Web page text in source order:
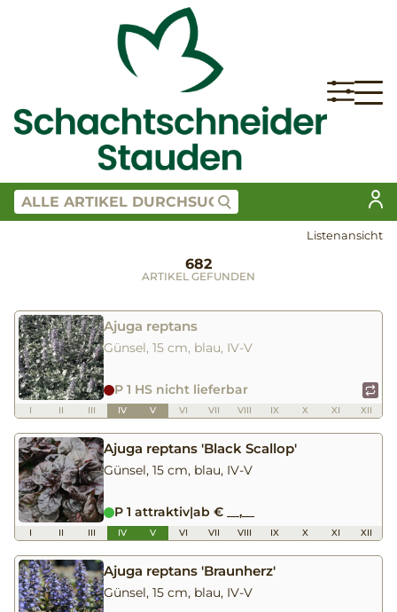
Listenansicht
682
ARTIKEL GEFUNDEN
Ajuga reptans
Günsel, 15 cm, blau, IV-V
P 1 HS nicht lieferbar
I II III IV V VI VII VIII IX X XI XII
Ajuga reptans 'Black Scallop'
Günsel, 15 cm, blau, IV-V
P 1 attraktiv|ab € __,__
I II III IV V VI VII VIII IX X XI XII
Ajuga reptans 'Braunherz'
Günsel, 15 cm, blau, IV-V